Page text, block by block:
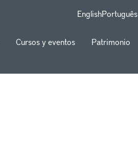
EnglishPortuguês
Cursos y eventos Patrimonio